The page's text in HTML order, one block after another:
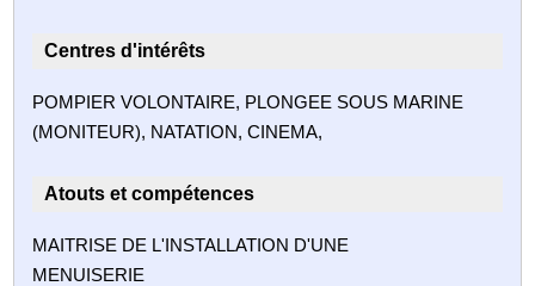
Centres d'intérêts
POMPIER VOLONTAIRE, PLONGEE SOUS MARINE
(MONITEUR), NATATION, CINEMA,
Atouts et compétences
MAITRISE DE L'INSTALLATION D'UNE
MENUISERIE